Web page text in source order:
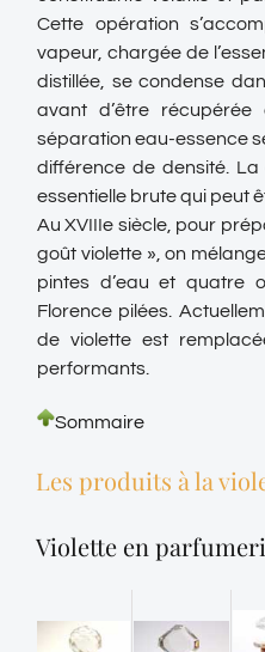
Cette opération
vapeur, chargée de
distillée, se condense
avant d’être
séparation eau-essence
différence de densité. La
essentielle brute qui peut
Au XVIIIe siècle, pour
goût violette », on
pintes d’eau et quatre
Florence pilées.
de violette est
performants.
Sommaire
Les produits à la
Violette en